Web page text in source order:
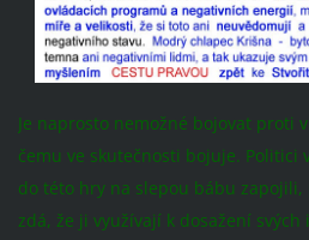
Je naprosto nemožné bojovat proti
čemu ve skutečnosti bojuje. Politici
do této hry na slepou bábu
zdá, že ji využívají k dosažení